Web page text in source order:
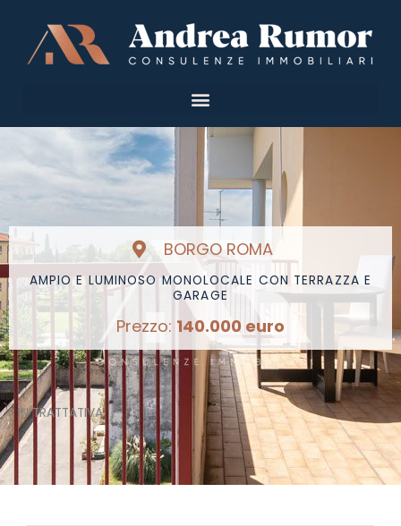
contenuto
BORGO ROMA
AMPIO E LUMINOSO MONOLOCALE CON TERRAZZA E
GARAGE
Prezzo: 140.000 euro
IN TRATTATIVA